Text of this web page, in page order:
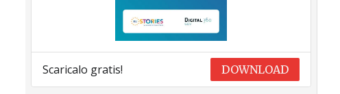
Scaricalo gratis! DOWNLOAD